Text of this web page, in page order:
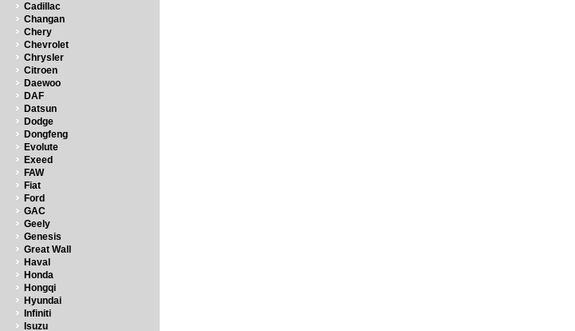
Cadillac
Changan
Chery
Chevrolet
Chrysler
Citroen
Daewoo
DAF
Datsun
Dodge
Dongfeng
Evolute
Exeed
FAW
Fiat
Ford
GAC
Geely
Genesis
Great Wall
Haval
Honda
Hongqi
Hyundai
Infiniti
Isuzu